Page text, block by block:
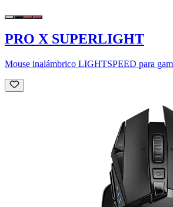
PRO X SUPERLIGHT
Mouse inalámbrico LIGHTSPEED para